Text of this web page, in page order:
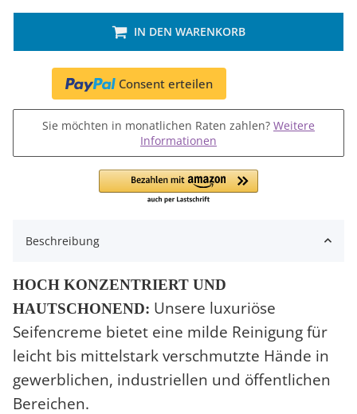
IN DEN WARENKORB
Consent erteilen
Sie möchten in monatlichen Raten zahlen? Weitere
Informationen
Beschreibung
HOCH KONZENTRIERT UND
HAUTSCHONEND: Unsere luxuriöse
Seifencreme bietet eine milde Reinigung für
leicht bis mittelstark verschmutzte Hände in
gewerblichen, industriellen und öffentlichen
Bereichen.